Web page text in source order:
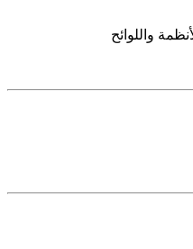
واللوائح